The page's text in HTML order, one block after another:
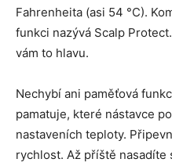
Fahrenheita (asi 54 °C).
funkci nazývá Scalp
vám to hlavu.
Nechybí ani paměťová
pamatuje, které nástavce
nastaveních teploty.
rychlost. Až příště nasadíte